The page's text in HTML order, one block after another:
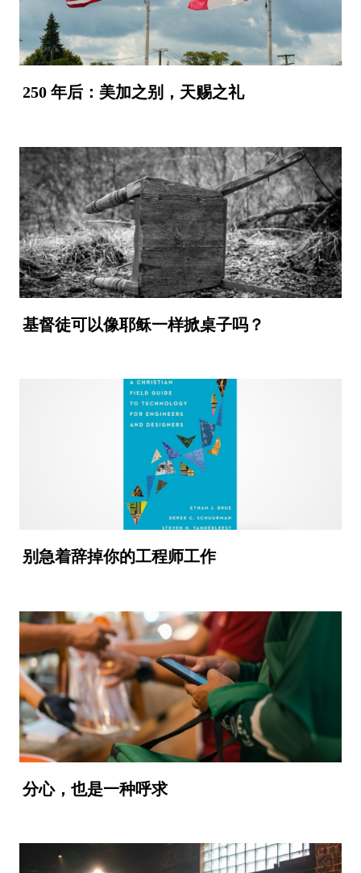
250 年后：美加之别，天赐之礼
基督徒可以像耶稣一样掀桌子吗？
别急着辞掉你的工程师工作
分心，也是一种呼求